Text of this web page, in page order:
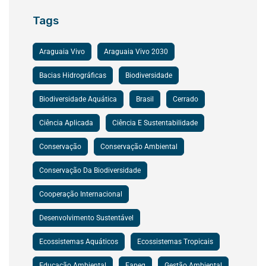
Tags
Araguaia Vivo Araguaia Vivo 2030
Bacias Hidrográficas Biodiversidade
Biodiversidade Aquática Brasil Cerrado
Ciência Aplicada Ciência E Sustentabilidade
Conservação Conservação Ambiental
Conservação Da Biodiversidade
Cooperação Internacional
Desenvolvimento Sustentável
Ecossistemas Aquáticos Ecossistemas Tropicais